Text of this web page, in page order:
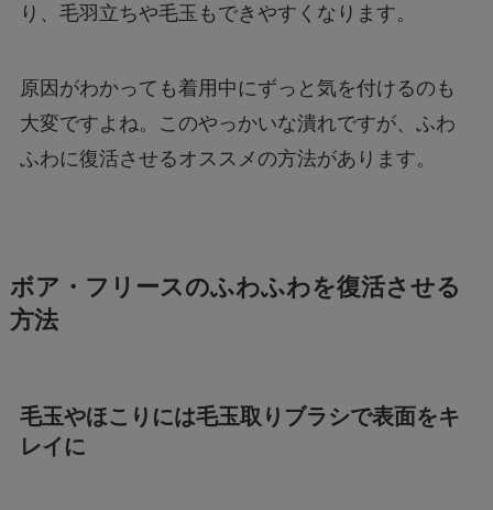
り、毛羽立ちや毛玉もできやすくなります。
原因がわかっても着用中にずっと気を付けるのも
大変ですよね。このやっかいな潰れですが、ふわ
ふわに復活させるオススメの方法があります。
ボア・フリースのふわふわを復活させる
方法
毛玉やほこりには毛玉取りブラシで表面をキ
レイに